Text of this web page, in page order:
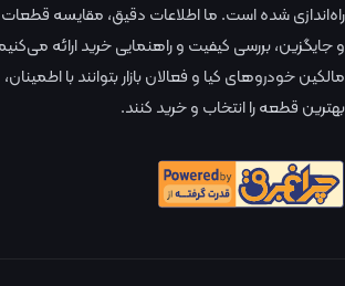
راه‌اندازی شده است. ما اطلاعات دقیق، مقایسه
و جایگزین، بررسی کیفیت و راهنمایی خرید ارائه
مالکین خودروهای کیا و فعالان بازار بتوانند با اطمینان،
بهترین قطعه را انتخاب و خرید کنند.